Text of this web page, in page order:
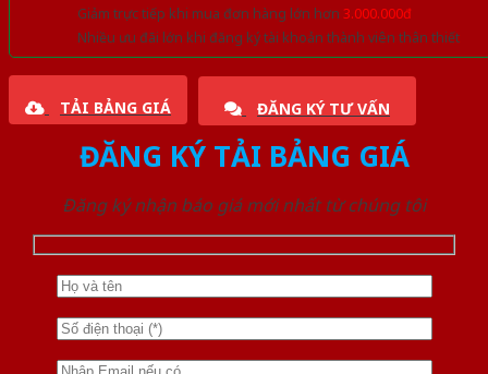
Giảm trực tiếp khi mua đơn hàng lớn hơn 3.000.000đ
Nhiều ưu đãi lớn khi đăng ký tài khoản thành viên thân thiết
TẢI BẢNG GIÁ ĐĂNG KÝ TƯ VẤN
ĐĂNG KÝ TẢI BẢNG GIÁ
Đăng ký nhận báo giá mới nhất từ chúng tôi